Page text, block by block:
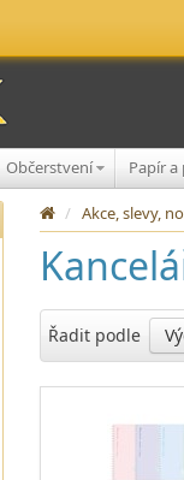
Občerstvení Papír
/ Akce, slevy,
Řadit podle